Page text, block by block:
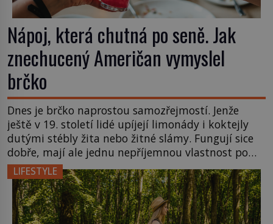
Nápoj, která chutná po seně. Jak
znechucený Američan vymyslel
brčko
Dnes je brčko naprostou samozřejmostí. Jenže
ještě v 19. století lidé upíjejí limonády i koktejly
dutými stébly žita nebo žitné slámy. Fungují sice
dobře, mají ale jednu nepříjemnou vlastnost po
chvíli se rozmáčejí a nápoji dodávají travnatou
příchuť. Právě tahle drobná nepříjemnost přivede
amerického výrobce cigaretových náustků k
nápadu, který změní způsob pití po celém […]
LIFESTYLE